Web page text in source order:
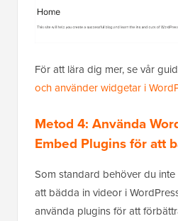
För att lära dig mer, se vår
och använder widgetar i
Metod 4: Använda
Embed Plugins för att
Som standard behöver du
att bädda in videor i
använda plugins för att